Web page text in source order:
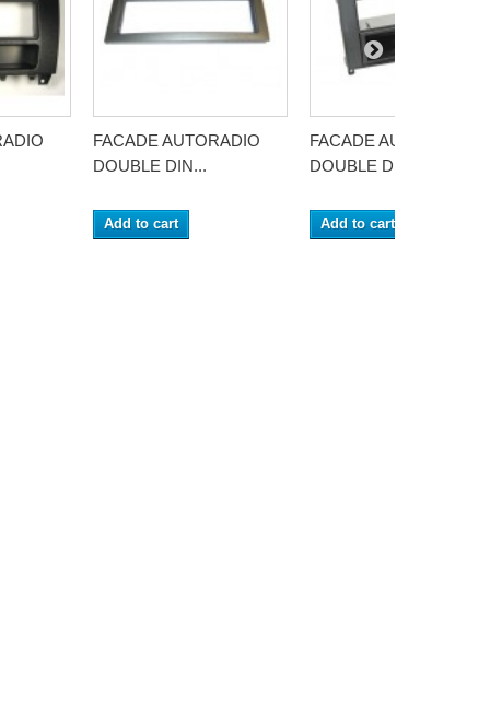
FACADE AUTORADIO
DOUBLE DIN...
Add to cart
FACADE AUTORADIO
DOUBLE DIN...
Add to cart